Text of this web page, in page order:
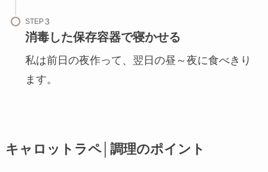
STEP
消毒した保存容器で寝かせる
私は前日の夜作って、翌日の昼～夜に食べきり
ます。
キャロットラペ│調理のポイント